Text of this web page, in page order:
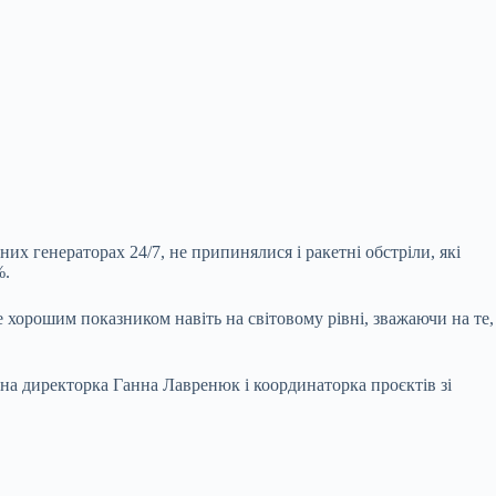
генераторах 24/7, не припинялися і ракетні обстріли, які
показником навіть на світовому рівні, зважаючи на те,
директорка Ганна Лавренюк і координаторка проєктів зі